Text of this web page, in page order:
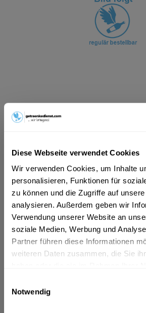
Diese Webseite verwendet Cookies
Wir verwenden Cookies, um Inhalte
personalisieren, Funktionen für
zu können und die Zugriffe auf
analysieren. Außerdem geben wir
Verwendung unserer Website an
soziale Medien, Werbung und
Partner führen diese Informationen
weiteren Daten zusammen, die Sie
Notwendig
ab 9,49 € *
Inhalt:
6 Liter (1,58 € * / 1 Liter)
MEHRWEG
In den Warenkorb
Artikel-Nr.:
33291
Verfügbar in: